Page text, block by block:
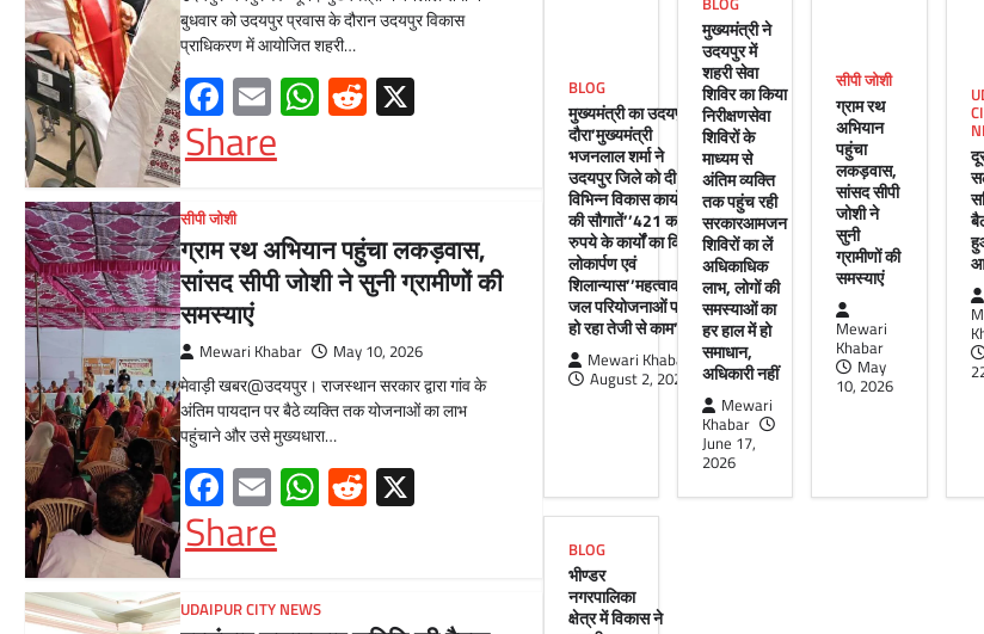
बुधवार को उदयपुर प्रवास के दौरान उदयपुर विकास
प्राधिकरण में आयोजित शहरी…
Facebook
EmailWhatsApp
Reddit
X
Share
सीपी जोशी
ग्राम रथ अभियान पहुंचा लकड़वास,
सांसद सीपी जोशी ने सुनी ग्रामीणों की
समस्याएं
Mewari Khabar May 10, 2026
मेवाड़ी खबर@उदयपुर। राजस्थान सरकार द्वारा गांव के
अंतिम पायदान पर बैठे व्यक्ति तक योजनाओं का लाभ
पहुंचाने और उसे मुख्यधारा…
Facebook
EmailWhatsApp
Reddit
X
Share
UDAIPUR CITY NEWS
BLOG
मुख्यमंत्री का उदयपुर
दौरा’मुख्यमंत्री
भजनलाल शर्मा ने
उदयपुर जिले को दी
विभिन्न विकास कार्यों
की सौगातें’’421 करोड़
रुपये के कार्यों का किया
लोकार्पण एवं
शिलान्यास’’महत्वाकांक्षी
जल परियोजनाओं पर
हो रहा तेजी से काम’
Mewari Khabar
August 2, 2026
मुख्यमंत्री ने
उदयपुर में
शहरी सेवा
शिविर का किया
निरीक्षणसेवा
शिविरों के
माध्यम से
अंतिम व्यक्ति
तक पहुंच रही
सरकारआमजन
शिविरों का लें
अधिकाधिक
लाभ, लोगों की
समस्याओं का
हर हाल में हो
समाधान,
अधिकारी नहीं
Mewari
Khabar
June 17,
2026
सीपी जोशी
ग्राम रथ
अभियान
पहुंचा
लकड़वास,
सांसद सीपी
जोशी ने
सुनी
ग्रामीणों की
समस्याएं
Mewari
Khabar
May
10, 2026
BLOG
भीण्डर
नगरपालिका
क्षेत्र में विकास ने